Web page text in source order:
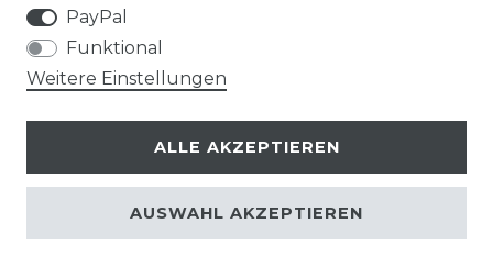
KLIMA- UND UMWELTSCHUTZ
LEXIKON
ÜBER UNS
MAGAZIN
PayPal
Funktional
Weitere Einstellungen
ALLE AKZEPTIEREN
AUSWAHL AKZEPTIEREN